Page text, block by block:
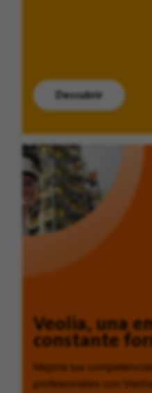
Descubrir
Veolia, una
constante
Mejora tus
profesionales con Veolia.